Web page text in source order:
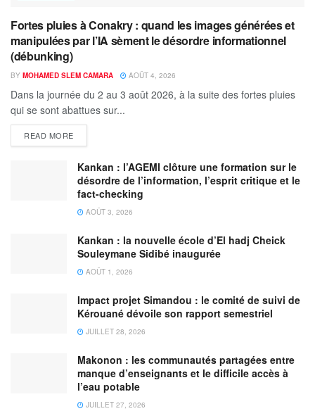
Fortes pluies à Conakry : quand les images générées et
manipulées par l’IA sèment le désordre informationnel
(débunking)
BY MOHAMED SLEM CAMARA AOÛT 4, 2026
Dans la journée du 2 au 3 août 2026, à la suite des fortes pluies
qui se sont abattues sur...
READ MORE
Kankan : l’AGEMI clôture une formation sur le
désordre de l’information, l’esprit critique et le
fact-checking
AOÛT 3, 2026
Kankan : la nouvelle école d’El hadj Cheick
Souleymane Sidibé inaugurée
AOÛT 1, 2026
Impact projet Simandou : le comité de suivi de
Kérouané dévoile son rapport semestriel
JUILLET 28, 2026
Makonon : les communautés partagées entre
manque d’enseignants et le difficile accès à
l’eau potable
JUILLET 27, 2026